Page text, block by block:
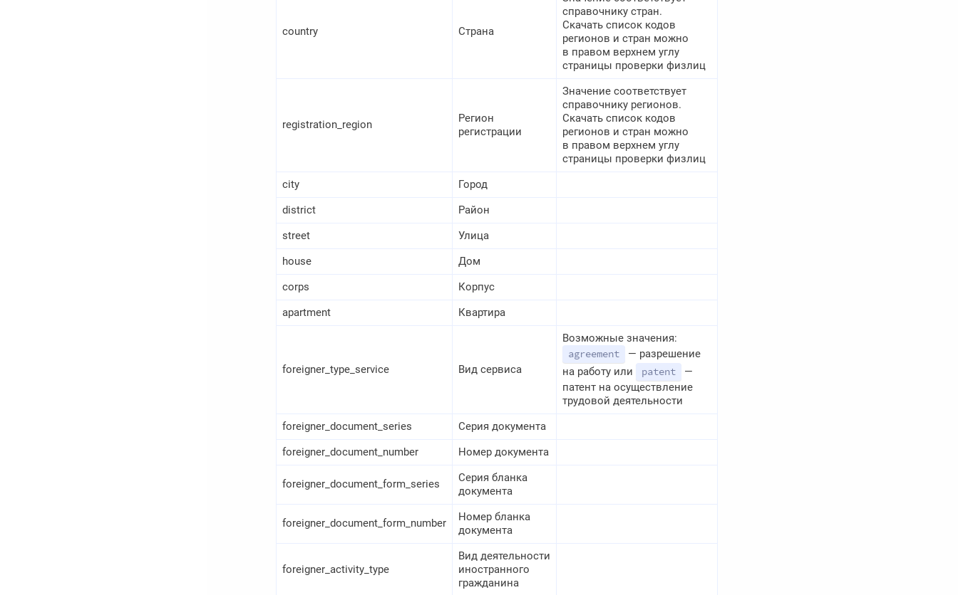
country Страна
справочнику стран.
Скачать список кодов
регионов и стран можно
в правом верхнем углу
страницы проверки физлиц
registration_region
Регион
регистрации
Значение соответствует
справочнику регионов.
Скачать список кодов
регионов и стран можно
в правом верхнем углу
страницы проверки физлиц
city
Город
district
Район
street
Улица
house
Дом
corps
Корпус
apartment
Квартира
foreigner_type_service Вид сервиса
Возможные значения:
agreement
— разрешение
на работу или
patent
—
патент на осуществление
трудовой деятельности
foreigner_document_series
Серия документа
foreigner_document_number
Номер документа
foreigner_document_form_series
Серия бланка
документа
foreigner_document_form_number
Номер бланка
документа
foreigner_activity_type
Вид деятельности
иностранного
гражданина